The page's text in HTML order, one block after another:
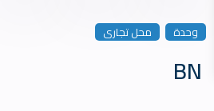
وحدة محل تجارى
BN